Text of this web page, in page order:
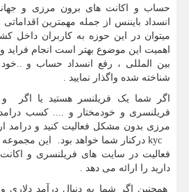
حساب و اکانت های برون مرزی و
انسداد بایننس از جمله مهمترین
میتوان در این حوزه به کاربران داخل
اهمیت این موضوع بهتر است انجام فراید
بین المللی ، رفع انسداد حساب و
شناخته شده واگذار نمایید .
اگر شما یک فریلنسر هستید یا اگر
فریلنسری و خودمختار و .... کسب
مرزی بدون مشکل فعالیت کنید و درامد
kyc درکنار شما خواهد بود. این مجموعه
فعالیت در سایت های فریلنسری و
دارید را ارائه می دهد .
همچنین اگر شما به دنبال درآمد دلاری